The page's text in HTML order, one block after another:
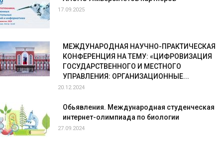
17.09.2025
МЕЖДУНАРОДНАЯ НАУЧНО-ПРАКТИЧЕСКАЯ
КОНФЕРЕНЦИЯ НА ТЕМУ: «ЦИФРОВИЗАЦИЯ
ГОСУДАРСТВЕННОГО И МЕСТНОГО
УПРАВЛЕНИЯ: ОРГАНИЗАЦИОННЫЕ...
20.12.2024
Обьявления. Международная студенческая
интернет-олимпиада по биологии
27.09.2024